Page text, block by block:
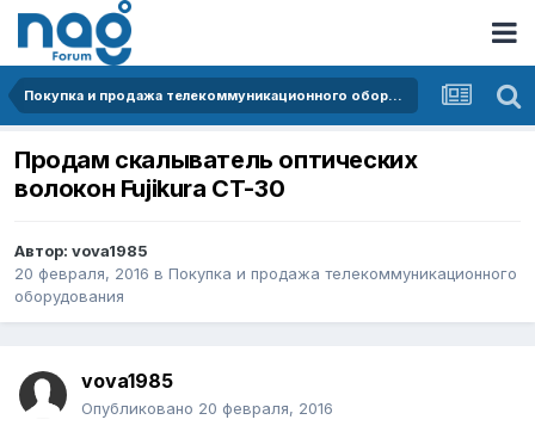
Покупка и продажа телекоммуникационного оборудования
Продам скалыватель оптических
волокон Fujikura CT-30
Автор: vova1985
20 февраля, 2016 в Покупка и продажа телекоммуникационного
оборудования
vova1985
Опубликовано 20 февраля, 2016